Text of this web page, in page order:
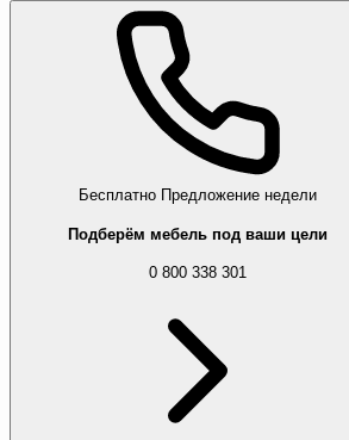
Бесплатно Предложение недели
Подберём мебель под ваши цели
0 800 338 301